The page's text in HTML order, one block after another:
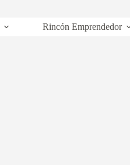
Rincón Emprendedor